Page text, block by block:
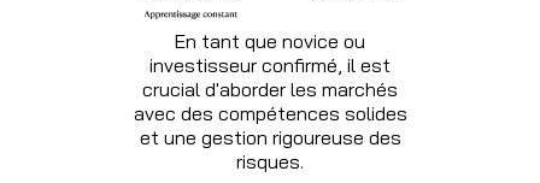
En tant que novice ou
investisseur confirmé, il est
crucial d'aborder les marchés
avec des compétences solides
et une gestion rigoureuse des
risques.